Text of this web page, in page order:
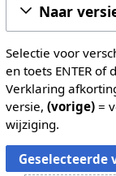
Naar
Selectie voor
en toets ENTER of
Verklaring
versie, (vorige)=
wijziging.